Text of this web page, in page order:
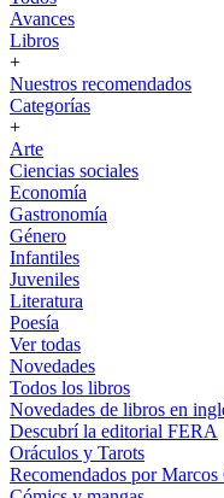
Avances
Libros
+
Nuestros recomendados
Categorías
+
Arte
Ciencias sociales
Economía
Gastronomía
Género
Infantiles
Juveniles
Literatura
Poesía
Ver todas
Novedades
Todos los libros
Novedades de libros en
Descubrí la editorial FERA
Oráculos y Tarots
Recomendados por Marcos